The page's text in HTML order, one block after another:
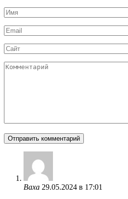
Имя
*
Email
*
Сайт
Комментарий
Ваха 29.05.2024 в 17:01